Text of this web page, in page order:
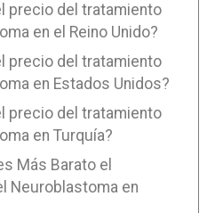
precio del tratamiento
en el Reino Unido?
precio del tratamiento
en Estados Unidos?
precio del tratamiento
en Turquía?
Más Barato el
Neuroblastoma en